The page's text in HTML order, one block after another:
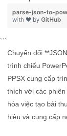
parse-json-to-
with ❤ by GitHub
```
Chuyển đổi
trình chiếu
PPSX cung cấp
thích với các
hóa việc tạo bài
hiệu và cung cấp